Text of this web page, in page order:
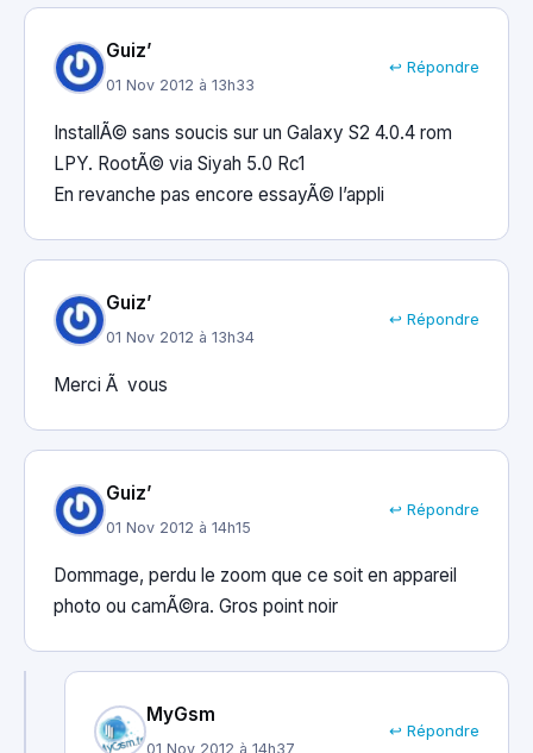
Guiz’
01 Nov 2012 à 13h33
↩ Répondre
InstallÃ© sans soucis sur un Galaxy S2 4.0.4 rom
LPY. RootÃ© via Siyah 5.0 Rc1
En revanche pas encore essayÃ© l’appli
Guiz’
01 Nov 2012 à 13h34
↩ Répondre
Merci Ã vous
Guiz’
01 Nov 2012 à 14h15
↩ Répondre
Dommage, perdu le zoom que ce soit en appareil
photo ou camÃ©ra. Gros point noir
MyGsm
01 Nov 2012 à 14h37
↩ Répondre